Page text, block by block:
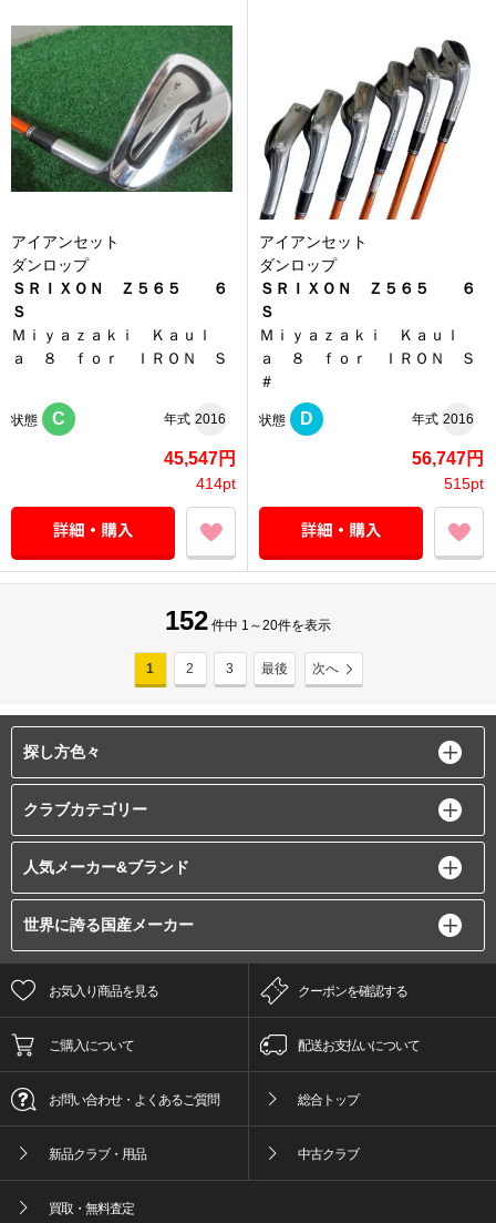
アイアンセット
ダンロップ
ＳＲＩＸＯＮ Ｚ５６５ ６
Ｓ
Ｍｉｙａｚａｋｉ Ｋａｕｌ
ａ ８ ｆｏｒ ＩＲＯＮ Ｓ
状態 C 年式 2016
45,547円
414pt
アイアンセット
ダンロップ
ＳＲＩＸＯＮ Ｚ５６５ ６
Ｓ
Ｍｉｙａｚａｋｉ Ｋａｕｌ
ａ ８ ｆｏｒ ＩＲＯＮ Ｓ
＃
状態 D 年式 2016
56,747円
515pt
152 件中 1～20件を表示
1 2 3 最後 次へ
探し方色々
クラブカテゴリー
人気メーカー&ブランド
世界に誇る国産メーカー
お気入り商品を見る クーポンを確認する
ご購入について 配送お支払いについて
お問い合わせ・よくあるご質問 総合トップ
新品クラブ・用品 中古クラブ
買取・無料査定